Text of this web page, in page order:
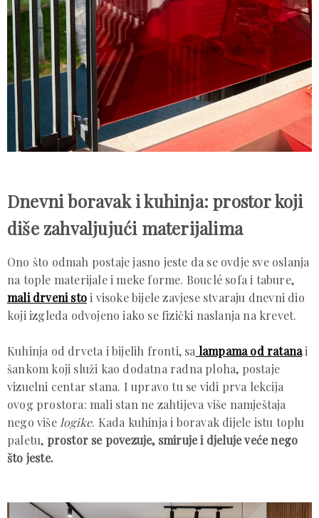
Dnevni boravak i kuhinja: prostor koji
diše zahvaljujući materijalima
Ono što odmah postaje jasno jeste da se ovdje sve oslanja
na tople materijale i meke forme. Bouclé sofa i tabure,
mali drveni stoi visoke bijele zavjese stvaraju dnevni dio
koji izgleda odvojeno iako se fizički naslanja na krevet.
Kuhinja od drveta i bijelih fronti, sa lampama od ratanai
šankom koji služi kao dodatna radna ploha, postaje
vizuelni centar stana. I upravo tu se vidi prva lekcija
ovog prostora: mali stan ne zahtijeva više namještaja
nego više logike. Kada kuhinja i boravak dijele istu toplu
paletu, prostor se povezuje, smiruje i djeluje veće nego
što jeste.